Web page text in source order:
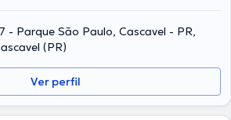
- Parque São Paulo, Cascavel - PR,
(PR)
Ver perfil